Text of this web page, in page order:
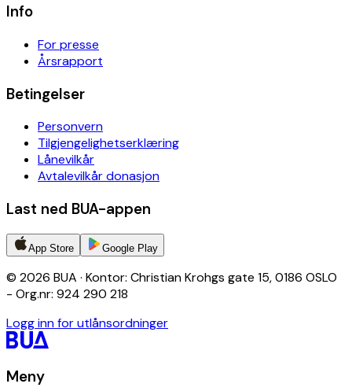
Info
For presse
Årsrapport
Betingelser
Personvern
Tilgjengelighetserklæring
Lånevilkår
Avtalevilkår donasjon
Last ned BUA-appen
App Store Google Play
© 2026 BUA · Kontor: Christian Krohgs gate 15, 0186 OSLO
- Org.nr: 924 290 218
Logg inn for utlånsordninger
Meny